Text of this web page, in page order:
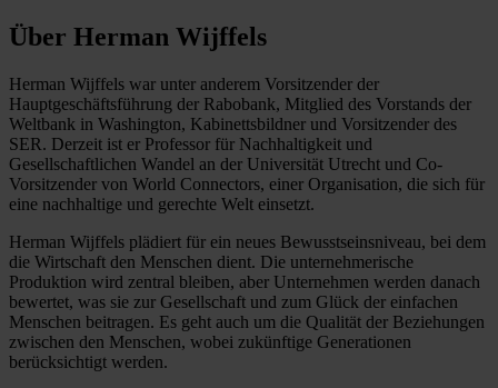
Über Herman Wijffels
Herman Wijffels war unter anderem Vorsitzender der
Hauptgeschäftsführung der Rabobank, Mitglied des Vorstands der
Weltbank in Washington, Kabinettsbildner und Vorsitzender des
SER. Derzeit ist er Professor für Nachhaltigkeit und
Gesellschaftlichen Wandel an der Universität Utrecht und Co-
Vorsitzender von World Connectors, einer Organisation, die sich für
eine nachhaltige und gerechte Welt einsetzt.
Herman Wijffels plädiert für ein neues Bewusstseinsniveau, bei dem
die Wirtschaft den Menschen dient. Die unternehmerische
Produktion wird zentral bleiben, aber Unternehmen werden danach
bewertet, was sie zur Gesellschaft und zum Glück der einfachen
Menschen beitragen. Es geht auch um die Qualität der Beziehungen
zwischen den Menschen, wobei zukünftige Generationen
berücksichtigt werden.